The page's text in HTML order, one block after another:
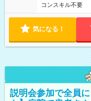
コンスキル不要
気になる！
説明会参加で全員